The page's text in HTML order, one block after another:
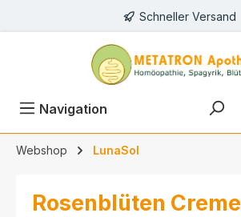
Schneller Versand
Navigation
Webshop LunaSol
Rosenblüten Creme